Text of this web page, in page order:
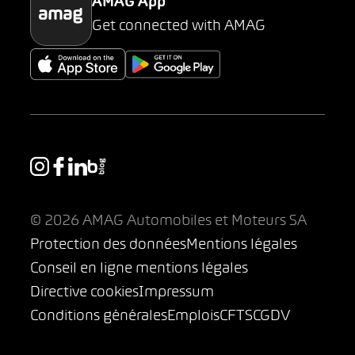
AMAG App
Get connected with AMAG
© 2026 AMAG Automobiles et Moteurs SA
Protection des donnéesMentions légales
Conseil en ligne mentions légales
Directive cookiesImpressum
Conditions généralesEmploisCFTSCGDV